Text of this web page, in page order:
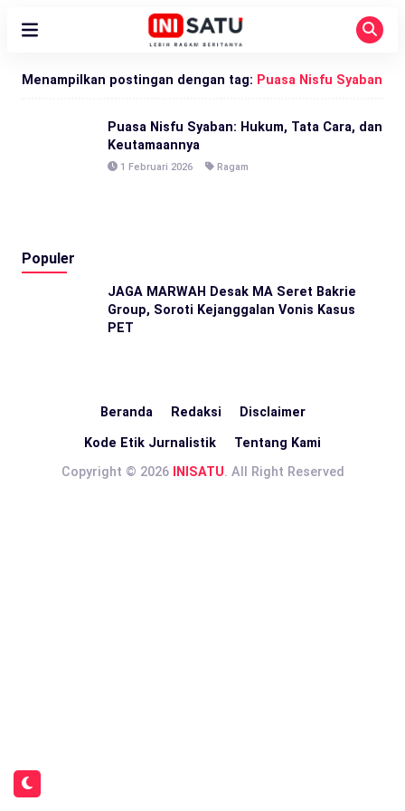
Menampilkan postingan dengan tag: Puasa Nisfu Syaban
Puasa Nisfu Syaban: Hukum, Tata Cara, dan
Keutamaannya
1 Februari 2026 Ragam
Populer
JAGA MARWAH Desak MA Seret Bakrie
Group, Soroti Kejanggalan Vonis Kasus
PET
Beranda Redaksi Disclaimer
Kode Etik Jurnalistik
Tentang Kami
Copyright © 2026
INISATU. All Right Reserved